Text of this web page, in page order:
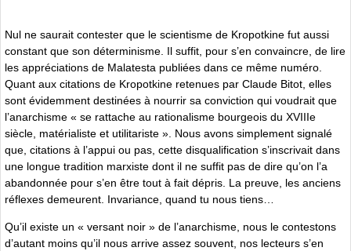
Nul ne saurait contester que le scientisme de Kropotkine fut aussi
constant que son déterminisme. Il suffit, pour s’en convaincre, de lire
les appréciations de Malatesta publiées dans ce même numéro.
Quant aux citations de Kropotkine retenues par Claude Bitot, elles
sont évidemment destinées à nourrir sa conviction qui voudrait que
l’anarchisme « se rattache au rationalisme bourgeois du XVIIIe
siècle, matérialiste et utilitariste ». Nous avons simplement signalé
que, citations à l’appui ou pas, cette disqualification s’inscrivait dans
une longue tradition marxiste dont il ne suffit pas de dire qu’on l’a
abandonnée pour s’en être tout à fait dépris. La preuve, les anciens
réflexes demeurent. Invariance, quand tu nous tiens…
Qu’il existe un « versant noir » de l’anarchisme, nous le contestons
d’autant moins qu’il nous arrive assez souvent, nos lecteurs s’en